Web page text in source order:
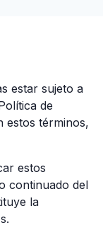
estar sujeto a
de
estos términos,
estos
continuado del
la